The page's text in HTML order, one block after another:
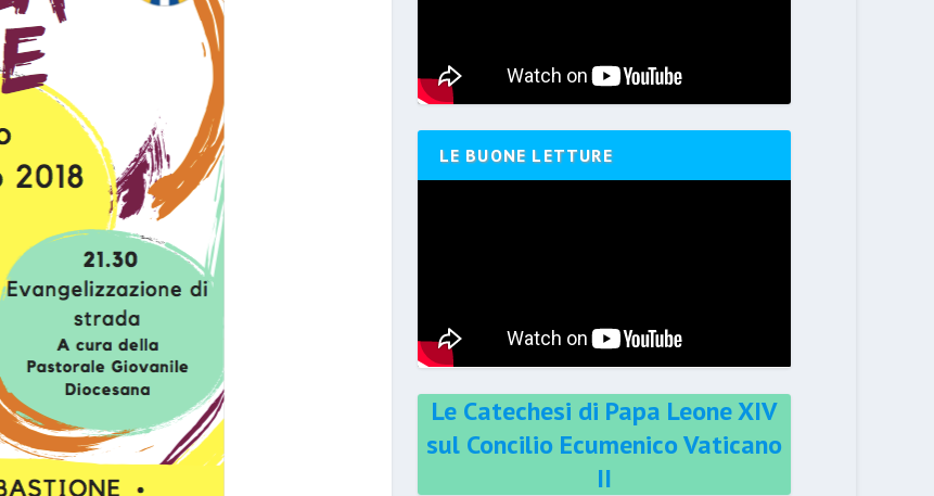
LE BUONE LETTURE
Le Catechesi di Papa Leone XIV
sul Concilio Ecumenico Vaticano
II